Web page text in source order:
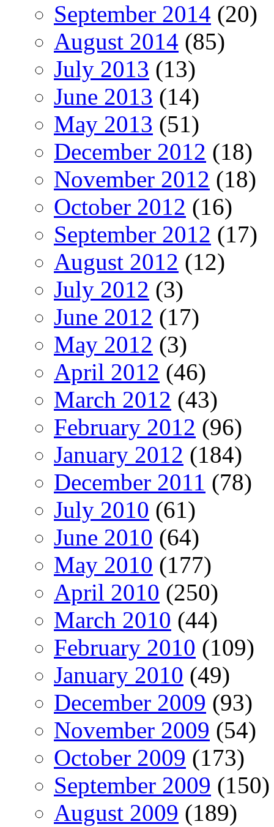
September 2014 (20)
August 2014 (85)
July 2013 (13)
June 2013 (14)
May 2013 (51)
December 2012 (18)
November 2012 (18)
October 2012 (16)
September 2012 (17)
August 2012 (12)
July 2012 (3)
June 2012 (17)
May 2012 (3)
April 2012 (46)
March 2012 (43)
February 2012 (96)
January 2012 (184)
December 2011 (78)
July 2010 (61)
June 2010 (64)
May 2010 (177)
April 2010 (250)
March 2010 (44)
February 2010 (109)
January 2010 (49)
December 2009 (93)
November 2009 (54)
October 2009 (173)
September 2009 (150)
August 2009 (189)